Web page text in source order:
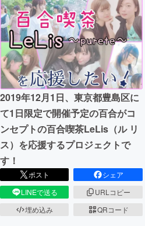
アート・写真
テクノロジー・ガジェッ
映像・映画
ビジネス・起業
まちづくり・地域活性化
CAMPFIRE for Social Good
CAMPFIREふるさと納税
2019年12月1日、東京都豊島区に
て1日限定で開催予定の百合がコ
ンセプトの百合喫茶LeLis（ル リ
ス）を応援するプロジェクトで
す！
ポスト
シェア
LINEで送る
URLコピー
埋め込み
QRコード